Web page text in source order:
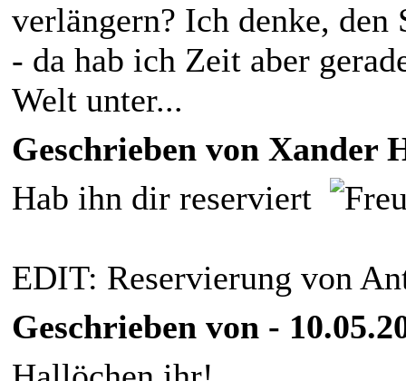
verlängern? Ich denke,
- da hab ich Zeit aber
Welt unter...
Geschrieben von Xander
Hab ihn dir reserviert
EDIT: Reservierung von
Geschrieben von -